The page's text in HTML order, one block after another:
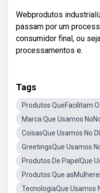
Webprodutos
passam por um
consumidor final, ou
processamentos e.
Tags
Produtos QueFacilitam O
Marca Que Usamos
CoisasQue Usamos No
GreetingsQue Usamos
Produtos De PapelQue
Produtos Que
TecnologiaQue Usamos